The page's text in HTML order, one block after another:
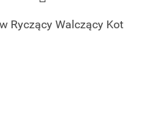
Ryczący Walczący Kot